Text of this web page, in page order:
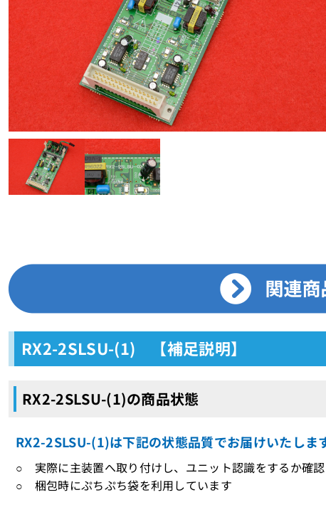
RX2-2SLSU-(1) 【補足説明】
RX2-2SLSU-(1)の商品状態
RX2-2SLSU-(1)は下記の状態品質でお届けいたしま
○ 実際に主装置へ取り付けし、ユニット認識をするか確
○ 梱包時にぷちぷち袋を利用しています